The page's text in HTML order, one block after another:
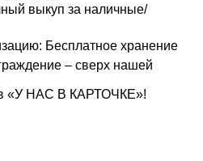
выкуп за наличные/
Бесплатное хранение
– сверх нашей
в «У НАС В КАРТОЧКЕ»!